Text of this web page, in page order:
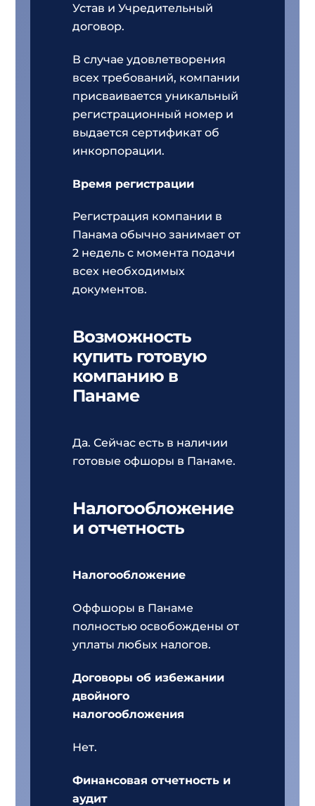
Устав и Учредительный
договор.
В случае удовлетворения
всех требований, компании
присваивается уникальный
регистрационный номер и
выдается сертификат об
инкорпорации.
Время регистрации
Регистрация компании в
Панама обычно занимает от
2 недель с момента подачи
всех необходимых
документов.
Возможность
купить готовую
компанию в
Панаме
Да. Сейчас есть в наличии
готовые офшоры в Панаме.
Налогообложение
и отчетность
Налогообложение
Оффшоры в Панаме
полностью освобождены от
уплаты любых налогов.
Договоры об избежании
двойного
налогообложения
Нет.
Финансовая отчетность и
аудит